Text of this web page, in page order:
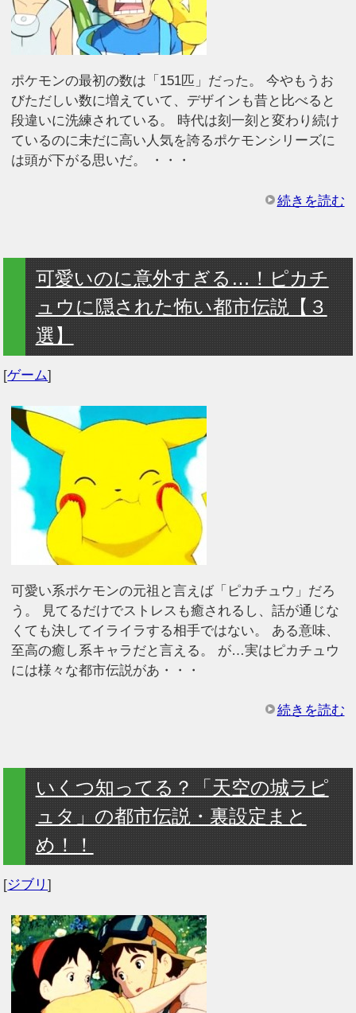
ポケモンの最初の数は「151匹」だった。 今やもうお
びただしい数に増えていて、デザインも昔と比べると
段違いに洗練されている。 時代は刻一刻と変わり続け
ているのに未だに高い人気を誇るポケモンシリーズに
は頭が下がる思いだ。 ・・・
続きを読む
可愛いのに意外すぎる…！ピカチ
ュウに隠された怖い都市伝説【３
選】
[ゲーム]
可愛い系ポケモンの元祖と言えば「ピカチュウ」だろ
う。 見てるだけでストレスも癒されるし、話が通じな
くても決してイライラする相手ではない。 ある意味、
至高の癒し系キャラだと言える。 が…実はピカチュウ
には様々な都市伝説があ・・・
続きを読む
いくつ知ってる？「天空の城ラピ
ュタ」の都市伝説・裏設定まと
め！！
[ジブリ]